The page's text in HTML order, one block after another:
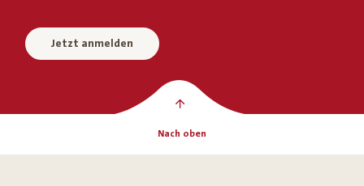
Jetzt anmelden
Nach oben